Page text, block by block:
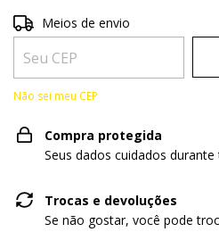
Entregas para o CEP:
Meios de envio
Não sei meu CEP
Compra protegida
Seus dados cuidados
Trocas e devoluções
Se não gostar, você pode